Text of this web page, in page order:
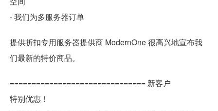
- 我们为多服务器订单
提供折扣专用服务器提供商 ModernOne 很高兴地宣布我
们最新的特价商品。
=============================== 新客户
特别优惠！